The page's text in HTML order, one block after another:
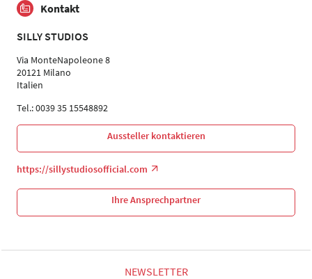
Kontakt
SILLY STUDIOS
Via MonteNapoleone 8
20121 Milano
Italien
Tel.: 0039 35 15548892
Aussteller kontaktieren
https://sillystudiosofficial.com
Ihre Ansprechpartner
NEWSLETTER